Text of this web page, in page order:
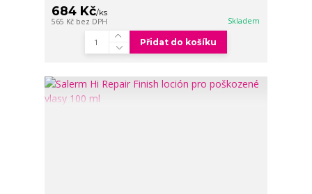
684 Kč/ks
565 Kč bez DPH Skladem
Přidat do košíku